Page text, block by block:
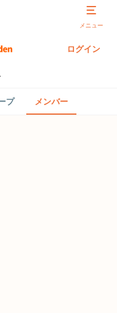
メニュー
ログイン
プ メンバー